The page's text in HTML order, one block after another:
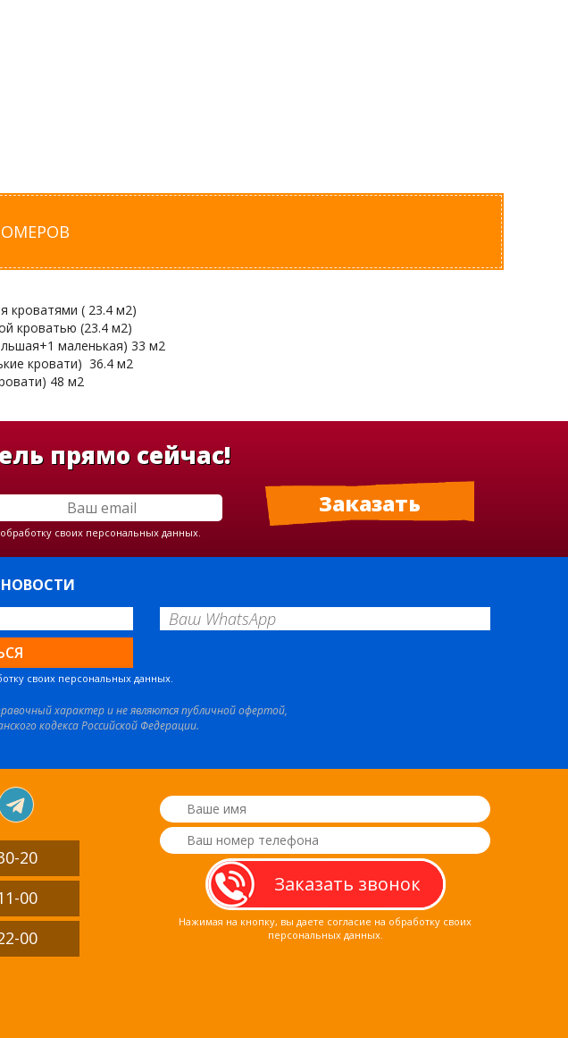
кроватями ( 23.4 м2)
кроватью (23.4 м2)
маленькая) 33 м2
кровати) 36.4 м2
48 м2
прямо сейчас!
своих персональных данных.
своих персональных данных.
характер и не являются публичной офертой,
кодекса Российской Федерации.
20
00
00
Нажимая на кнопку, вы даете согласие на обработку своих
персональных данных.